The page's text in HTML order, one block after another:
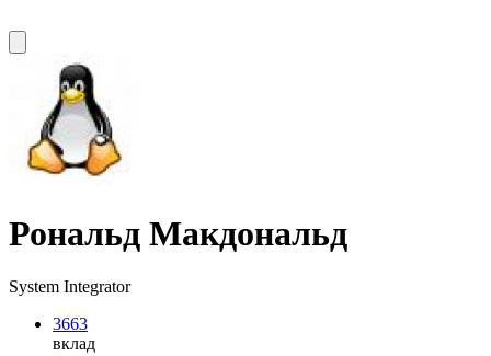
Рональд Макдональд
System Integrator
3663
вклад